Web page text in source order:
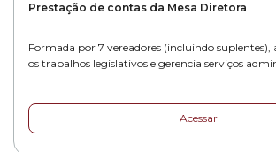
Prestação de contas da Mesa Diretora
Formada por 7 vereadores (incluindo suplentes),
os trabalhos legislativos e gerencia serviços
Acessar